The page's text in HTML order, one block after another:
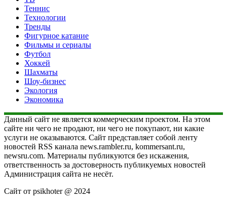
Теннис
Технологии
Тренды
Фигурное катание
Фильмы и сериалы
Футбол
Хоккей
Шахматы
Шоу-бизнес
Экология
Экономика
Данный сайт не является коммерческим проектом. На этом
сайте ни чего не продают, ни чего не покупают, ни какие
услуги не оказываются. Сайт представляет собой ленту
новостей RSS канала news.rambler.ru, kommersant.ru,
newsru.com. Материалы публикуются без искажения,
ответственность за достоверность публикуемых новостей
Администрация сайта не несёт.
Сайт от psikhoter @ 2024